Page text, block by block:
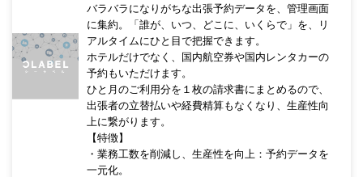
バラバラになりがちな出張予約データを、管理画面
に集約。「誰が、いつ、どこに、いくらで」を、リ
アルタイムにひと目で把握できます。
ホテルだけでなく、国内航空券や国内レンタカーの
予約もいただけます。
ひと月のご利用分を１枚の請求書にまとめるので、
出張者の立替払いや経費精算もなくなり、生産性向
上に繋がります。
【特徴】
・業務工数を削減し、生産性を向上：予約データを
一元化。